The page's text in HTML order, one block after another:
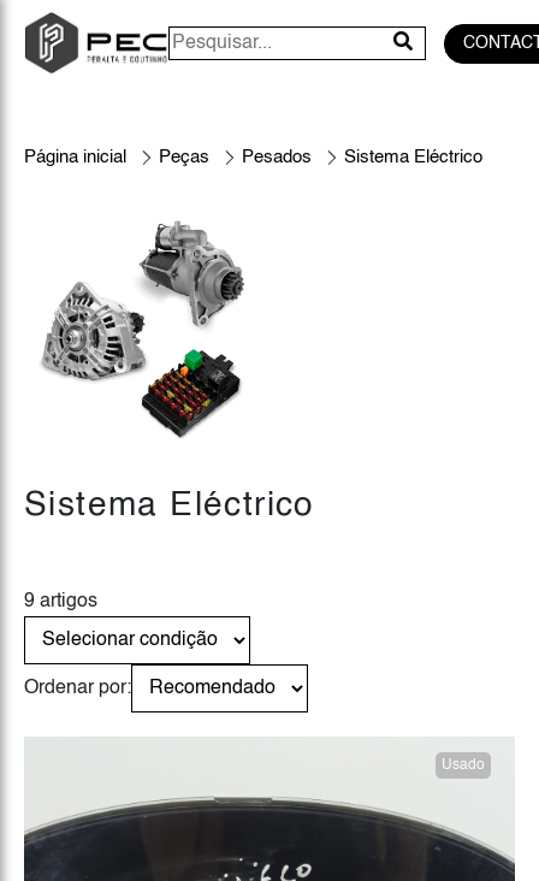
Página inicial Peças Pesados Sistema Eléctrico
Sistema Eléctrico
9 artigos
Ordenar por:
Usado